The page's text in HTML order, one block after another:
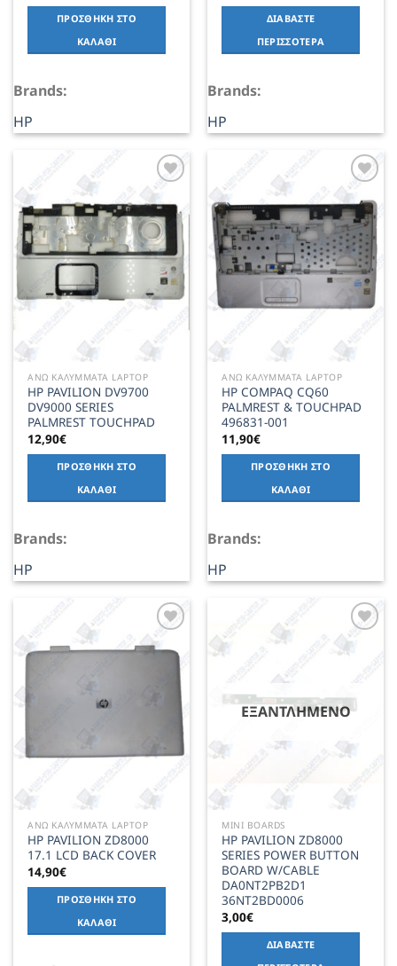
ΠΡΟΣΘΉΚΗ ΣΤΟ
ΚΑΛΆΘΙ
Brands:
HP
ΔΙΑΒΆΣΤΕ
ΠΕΡΙΣΣΌΤΕΡΑ
Brands:
HP
Add to
Wishlist
ΑΝΩ ΚΑΛΥΜΜΑΤΑ LAPTOP
HP PAVILION DV9700
DV9000 SERIES
PALMREST TOUCHPAD
12,90€
ΠΡΟΣΘΉΚΗ ΣΤΟ
ΚΑΛΆΘΙ
Brands:
HP
Add to
Wishlist
ΑΝΩ ΚΑΛΥΜΜΑΤΑ LAPTOP
HP COMPAQ CQ60
PALMREST & TOUCHPAD
496831-001
11,90€
ΠΡΟΣΘΉΚΗ ΣΤΟ
ΚΑΛΆΘΙ
Brands:
HP
Add to
Wishlist
ΑΝΩ ΚΑΛΥΜΜΑΤΑ LAPTOP
HP PAVILION ZD8000
17.1 LCD BACK COVER
14,90€
ΠΡΟΣΘΉΚΗ ΣΤΟ
ΚΑΛΆΘΙ
Add to
Wishlist
ΕΞΑΝΤΛΗΜΈΝΟ
MINI BOARDS
HP PAVILION ZD8000
SERIES POWER BUTTON
BOARD W/CABLE
DA0NT2PB2D1
36NT2BD0006
3,00€
ΔΙΑΒΆΣΤΕ